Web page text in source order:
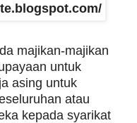
majikan-majikan
untuk
asing untuk
atau
kepada syarikat